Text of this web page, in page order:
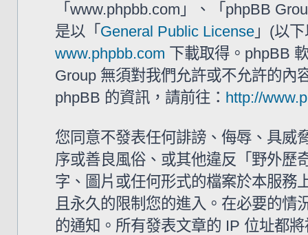
「www.phpbb.com」、「phpBB
是以「 General Public License 」(以
www.phpbb.com 下載取得。phpBB
Group 無須對我們允許或不允許的內
phpBB 的資訊，請前往： http://
您同意不發表任何誹謗、侮辱、具威
序或善良風俗、或其他違反「野外歷
字、圖片或任何形式的檔案於本服務
且永久的限制您的進入。在必要的情
的通知。所有發表文章的 IP 位址都